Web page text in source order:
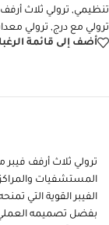
تنظيمي, ترولي ثلاث أرفف
ترولي مع درج, ترولي
أضف إلى قائمة
المستشفيات والمراكز
الفيبر القوية التي
بفضل تصميمه